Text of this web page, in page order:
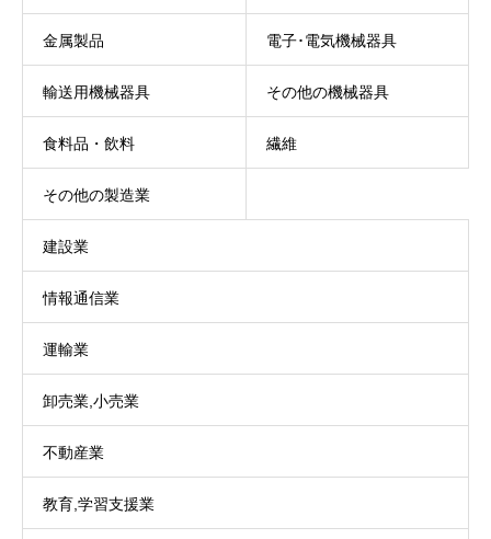
金属製品 電子･電気機械器具
輸送用機械器具 その他の機械器具
食料品・飲料 繊維
その他の製造業
建設業
情報通信業
運輸業
卸売業,小売業
不動産業
教育,学習支援業